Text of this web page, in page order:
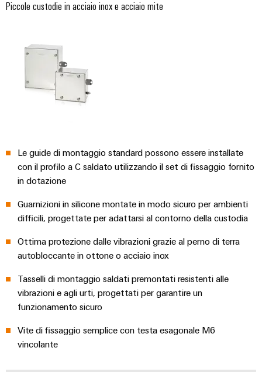
Piccole custodie in acciaio inox e acciaio mite
Le guide di montaggio standard possono essere installate
con il profilo a C saldato utilizzando il set di fissaggio fornito
in dotazione
Guarnizioni in silicone montate in modo sicuro per ambienti
difficili, progettate per adattarsi al contorno della custodia
Ottima protezione dalle vibrazioni grazie al perno di terra
autobloccante in ottone o acciaio inox
Tasselli di montaggio saldati premontati resistenti alle
vibrazioni e agli urti, progettati per garantire un
funzionamento sicuro
Vite di fissaggio semplice con testa esagonale M6
vincolante